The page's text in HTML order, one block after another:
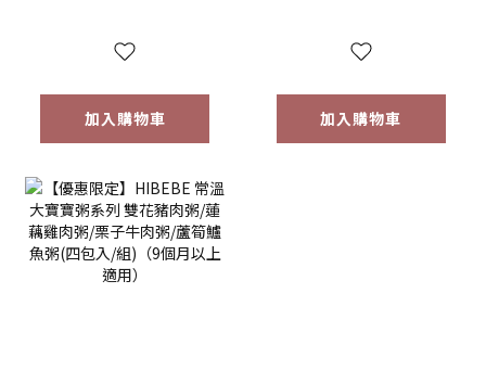
限定】
加入購物車
定】
加入購物車